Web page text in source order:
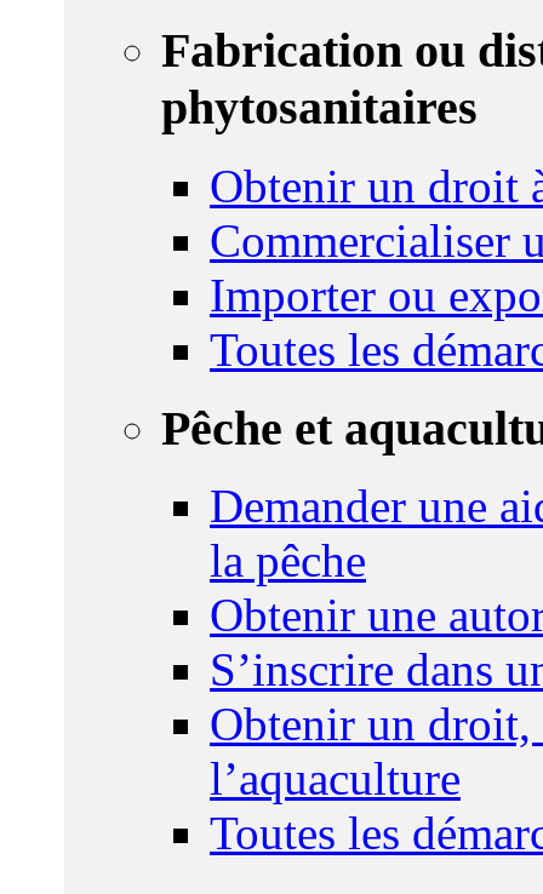
Fabrication ou
phytosanitaires
Obtenir un droit
Commercialiser
Importer ou
Toutes les
Pêche et
Demander une
la pêche
Obtenir une
S’inscrire dans
Obtenir un droit,
l’aquaculture
Toutes les